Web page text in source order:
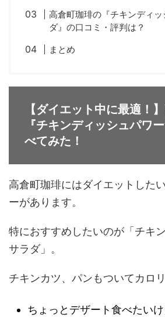
高倉町珈琲の『チキンディ
ダ』の口コミ・評判は？
まとめ
【ダイエット中に最適！
『チキンディッシュパワ
べてみた！
高倉町珈琲にはダイエットした
ーがあります。
特におすすめしたいのが「チキ
サラダ」。
チキンカツ、パンもついてカロ
ちょっとデザート食べたい